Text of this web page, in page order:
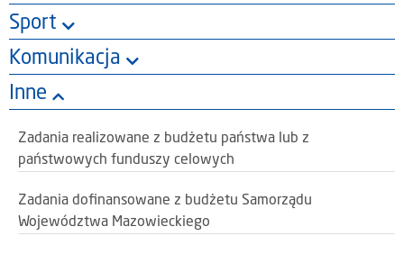
Sport
Komunikacja
Inne
Zadania realizowane z budżetu państwa lub z
państwowych funduszy celowych
Zadania dofinansowane z budżetu Samorządu
Województwa Mazowieckiego